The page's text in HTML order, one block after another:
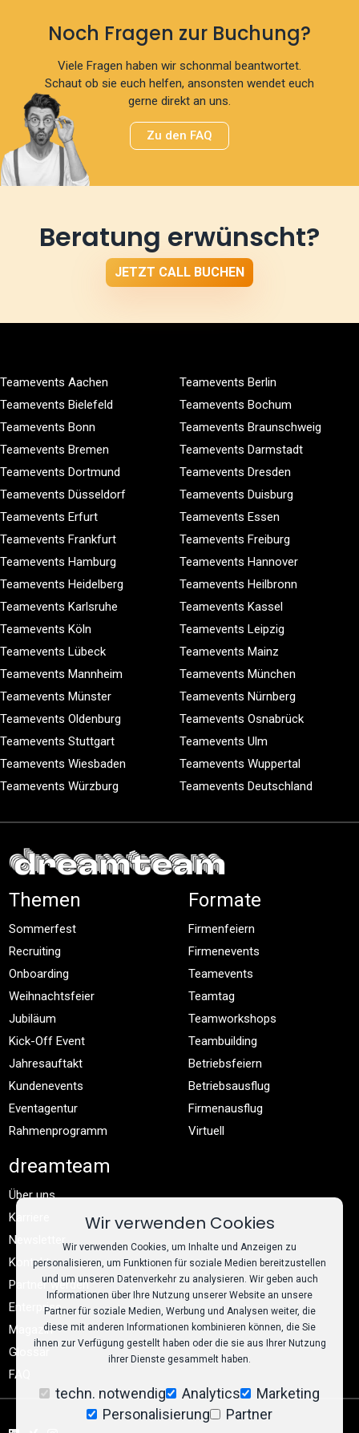
Noch Fragen zur Buchung?
Viele Fragen haben wir schonmal beantwortet.
Schaut ob sie euch helfen, ansonsten wendet euch
gerne direkt an uns.
Zu den FAQ
Beratung erwünscht?
JETZT CALL BUCHEN
Teamevents Aachen
Teamevents Berlin
Teamevents Bielefeld
Teamevents Bochum
Teamevents Bonn
Teamevents Braunschweig
Teamevents Bremen
Teamevents Darmstadt
Teamevents Dortmund
Teamevents Dresden
Teamevents Düsseldorf
Teamevents Duisburg
Teamevents Erfurt
Teamevents Essen
Teamevents Frankfurt
Teamevents Freiburg
Teamevents Hamburg
Teamevents Hannover
Teamevents Heidelberg
Teamevents Heilbronn
Teamevents Karlsruhe
Teamevents Kassel
Teamevents Köln
Teamevents Leipzig
Teamevents Lübeck
Teamevents Mainz
Teamevents Mannheim
Teamevents München
Teamevents Münster
Teamevents Nürnberg
Teamevents Oldenburg
Teamevents Osnabrück
Teamevents Stuttgart
Teamevents Ulm
Teamevents Wiesbaden
Teamevents Wuppertal
Teamevents Würzburg
Teamevents Deutschland
Themen
Sommerfest
Recruiting
Onboarding
Weihnachtsfeier
Jubiläum
Kick-Off Event
Jahresauftakt
Kundenevents
Eventagentur
Rahmenprogramm
Formate
Firmenfeiern
Firmenevents
Teamevents
Teamtag
Teamworkshops
Teambuilding
Betriebsfeiern
Betriebsausflug
Firmenausflug
Virtuell
dreamteam
Über uns
Karriere
Newsletter
Kontakt
Partner werden
Enterprise
Magazin
Glossar
FAQ
Wir verwenden Cookies
Wir verwenden Cookies, um Inhalte und Anzeigen zu
personalisieren, um Funktionen für soziale Medien bereitzustellen
und um unseren Datenverkehr zu analysieren. Wir geben auch
Informationen über Ihre Nutzung unserer Website an unsere
Partner für soziale Medien, Werbung und Analysen weiter, die
diese mit anderen Informationen kombinieren können, die Sie
ihnen zur Verfügung gestellt haben oder die sie aus Ihrer Nutzung
ihrer Dienste gesammelt haben.
techn. notwendig Analytics
Marketing
Personalisierung
Partner